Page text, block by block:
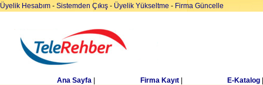
Üyelik Hesabım - Sistemden Çıkış - Üyelik Yükseltme - Firma Güncelle
Ana Sayfa Firma Kayıt E-Katalog